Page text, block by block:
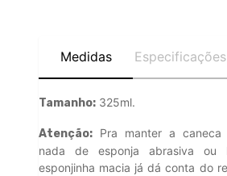
Medidas Especificações
Tamanho: 325ml.
Atenção: Pra manter a caneca
nada de esponja abrasiva ou
esponjinha macia já dá conta do